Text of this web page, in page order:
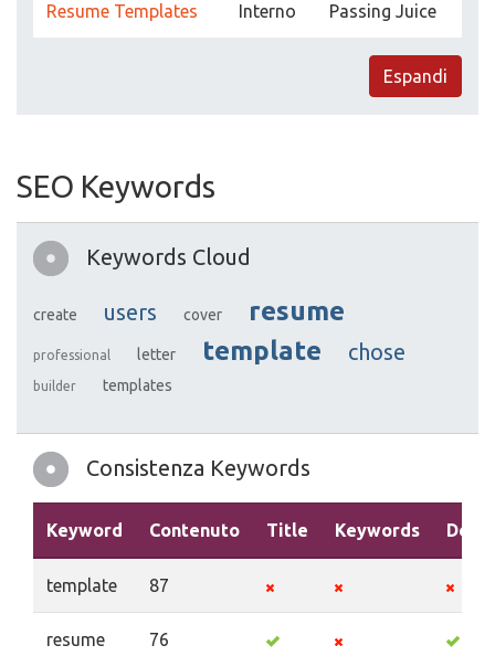
Resume Templates Interno Passing Juice
Espandi
SEO Keywords
Keywords Cloud
create users cover resume
professional letter template chose
builder templates
Consistenza Keywords
Keyword Contenuto Title Keywords
template 87
resume 76